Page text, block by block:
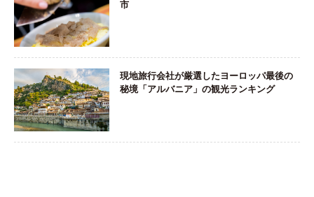
市
現地旅行会社が厳選したヨーロッパ最後の
秘境「アルバニア」の観光ランキング